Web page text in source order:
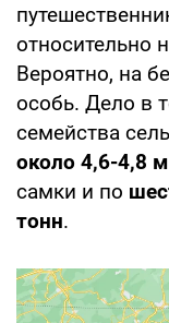
относительно
Вероятно, на
особь. Дело в
семейства
около 4,6-4,8
самки и по
тонн.